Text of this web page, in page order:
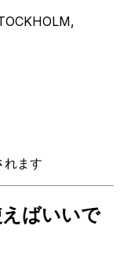
れます
ばいいで